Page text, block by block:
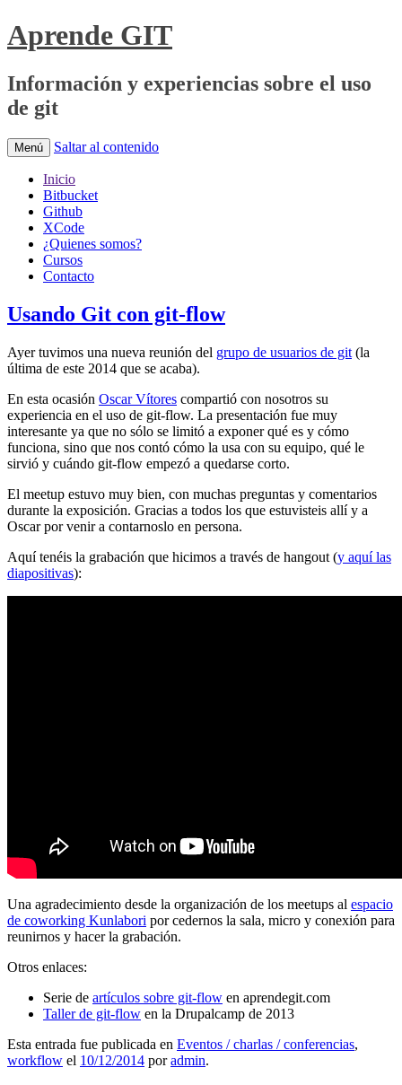
Aprende GIT
Información y experiencias sobre el uso
de git
Menú Saltar al contenido
Inicio
Bitbucket
Github
XCode
¿Quienes somos?
Cursos
Contacto
Usando Git con git-flow
Ayer tuvimos una nueva reunión del grupo de usuarios de git (la
última de este 2014 que se acaba).
En esta ocasión Oscar Vítores compartió con nosotros su
experiencia en el uso de git-flow. La presentación fue muy
interesante ya que no sólo se limitó a exponer qué es y cómo
funciona, sino que nos contó cómo la usa con su equipo, qué le
sirvió y cuándo git-flow empezó a quedarse corto.
El meetup estuvo muy bien, con muchas preguntas y comentarios
durante la exposición. Gracias a todos los que estuvisteis allí y a
Oscar por venir a contarnoslo en persona.
Aquí tenéis la grabación que hicimos a través de hangout (y aquí las
diapositivas):
Una agradecimiento desde la organización de los meetups al espacio
de coworking Kunlabori por cedernos la sala, micro y conexión para
reunirnos y hacer la grabación.
Otros enlaces:
Serie de artículos sobre git-flow en aprendegit.com
Taller de git-flow en la Drupalcamp de 2013
Esta entrada fue publicada en Eventos / charlas / conferencias,
workflow el 10/12/2014 poradmin.